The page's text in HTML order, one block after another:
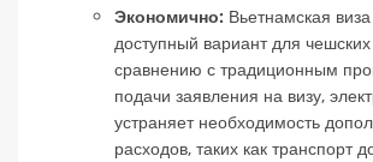
Экономично: Вьетнамская
доступный вариант для
сравнению с традиционным
подачи заявления на визу,
устраняет необходимость
расходов, таких как транспорт